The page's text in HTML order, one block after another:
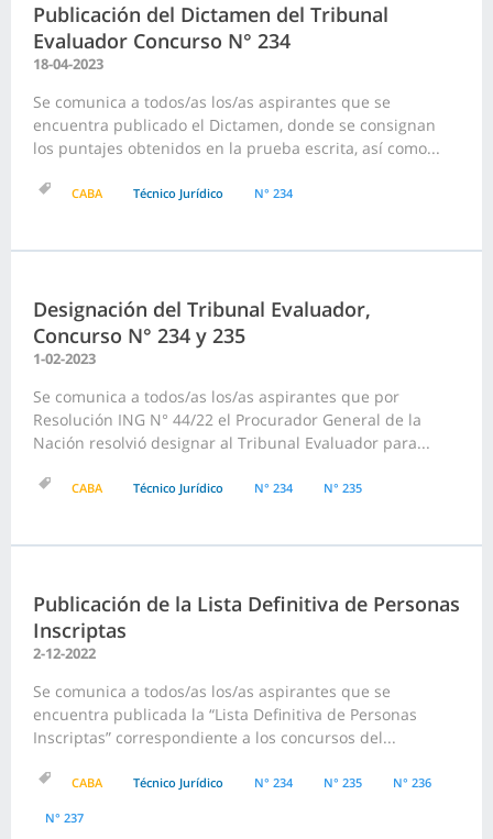
Publicación del Dictamen del Tribunal
Evaluador Concurso N° 234
18-04-2023
Se comunica a todos/as los/as aspirantes que se
encuentra publicado el Dictamen, donde se consignan
los puntajes obtenidos en la prueba escrita, así como...
CABA Técnico Jurídico N° 234
Designación del Tribunal Evaluador,
Concurso N° 234 y 235
1-02-2023
Se comunica a todos/as los/as aspirantes que por
Resolución ING N° 44/22 el Procurador General de la
Nación resolvió designar al Tribunal Evaluador para...
CABA Técnico Jurídico N° 234 N° 235
Publicación de la Lista Definitiva de Personas
Inscriptas
2-12-2022
Se comunica a todos/as los/as aspirantes que se
encuentra publicada la “Lista Definitiva de Personas
Inscriptas” correspondiente a los concursos del...
CABA Técnico Jurídico N° 234 N° 235 N° 236
N° 237